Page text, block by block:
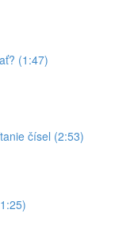
(1:47)
čísel (2:53)